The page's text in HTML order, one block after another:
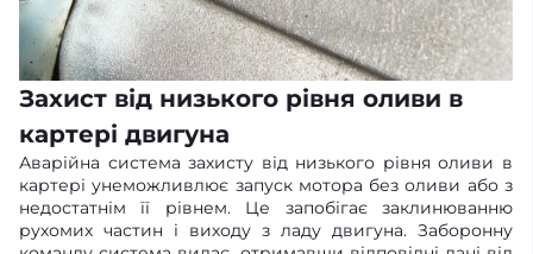
Захист від низького рівня оливи в
картері двигуна
Аварійна система захисту від низького рівня оливи в
картері унеможливлює запуск мотора без оливи або з
недостатнім її рівнем. Це запобігає заклинюванню
рухомих частин і виходу з ладу двигуна. Заборонну